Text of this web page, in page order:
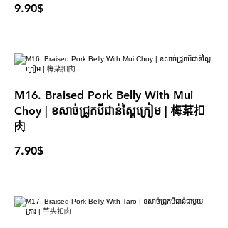
9.90$
M16. Braised Pork Belly With Mui
Choy | ខសាច់ជ្រូកបីជាន់ស្ពៃក្រៀម | 梅菜扣
肉
7.90$